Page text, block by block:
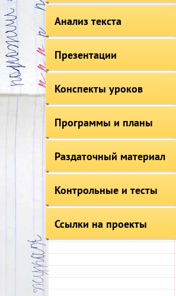
Анализ текста
Презентации
Конспекты уроков
Программы и планы
Раздаточный материал
Контрольные и тесты
Ссылки на проекты